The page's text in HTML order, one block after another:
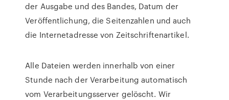
der Ausgabe und des Bandes, Datum der
Veröffentlichung, die Seitenzahlen und auch
die Internetadresse von Zeitschriftenartikel.
Alle Dateien werden innerhalb von einer
Stunde nach der Verarbeitung automatisch
vom Verarbeitungsserver gelöscht. Wir